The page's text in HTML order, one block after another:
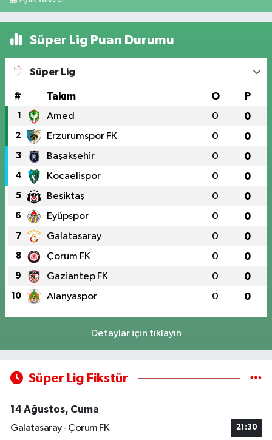
Süper Lig Puan Durumu
Süper Lig
# Takım O P
1 Amed 0 0
2 Erzurumspor FK 0 0
3 Başakşehir 0 0
4 Kocaelispor 0 0
5 Beşiktaş 0 0
6 Eyüpspor 0 0
7 Galatasaray 0 0
8 Çorum FK 0 0
9 Gaziantep FK 0 0
10 Alanyaspor 0 0
Detaylar için tıklayın
Süper Lig Fikstür
14 Ağustos, Cuma
Galatasaray - Çorum FK
21:30